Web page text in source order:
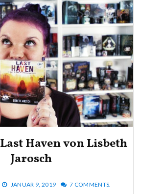
Haven von Lisbeth
Jarosch
JANUAR 9, 2019 7 COMMENTS.